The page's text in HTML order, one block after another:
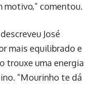
motivo,” comentou.
José
mais equilibrado e
trouxe uma energia
“Mourinho te dá